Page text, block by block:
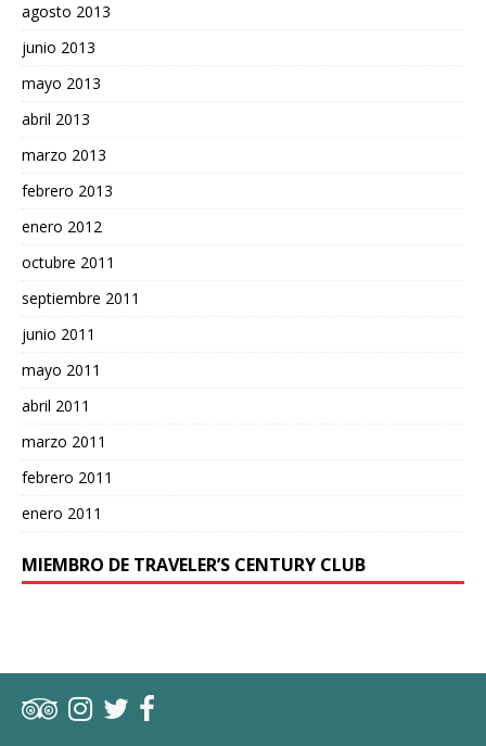
agosto 2013
junio 2013
mayo 2013
abril 2013
marzo 2013
febrero 2013
enero 2012
octubre 2011
septiembre 2011
junio 2011
mayo 2011
abril 2011
marzo 2011
febrero 2011
enero 2011
MIEMBRO DE TRAVELER’S CENTURY CLUB